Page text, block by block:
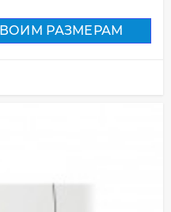
РАЗМЕРАМ